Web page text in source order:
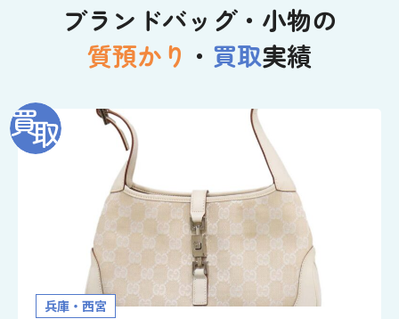
ブランドバッグ・小物の
質預かり ・ 買取実績
兵庫・西宮